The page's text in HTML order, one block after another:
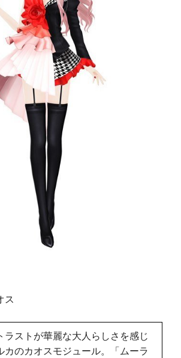
ス
ラストが華麗な大人らしさを感じ
カのカオスモジュール。「ムーラ